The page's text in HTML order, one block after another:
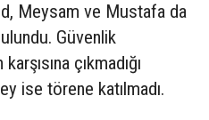
Meysam ve Mustafa da
Güvenlik
çıkmadığı
ise törene katılmadı.